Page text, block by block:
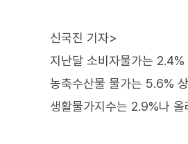
신국진 기자>
지난달 소비자물가는
농축수산물 물가는 5.6%
생활물가지수는 2.9%나